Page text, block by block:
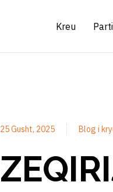
Kreu
25 Gusht, 2025 Blog i